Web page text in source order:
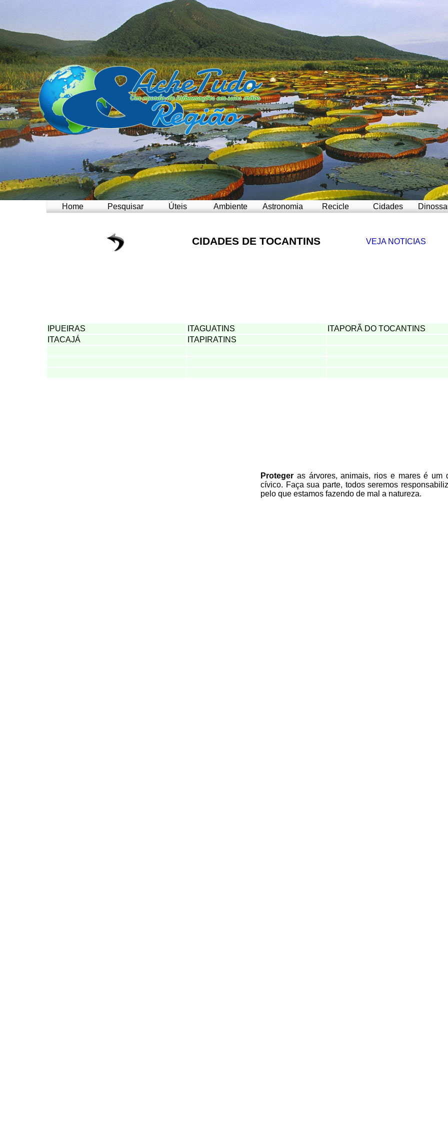
Home Pesquisar Úteis Ambiente Astronomia Recicle Cidades
CIDADES DE TOCANTINS VEJA NOTICIAS
IPUEIRAS ITAGUATINS
ITAPORÃ DO TOCANTINS
ITACAJÁ
ITAPIRATINS
Proteger as árvores, animais, rios e mares é um
cívico. Faça sua parte, todos seremos
pelo que estamos fazendo de mal a natureza.